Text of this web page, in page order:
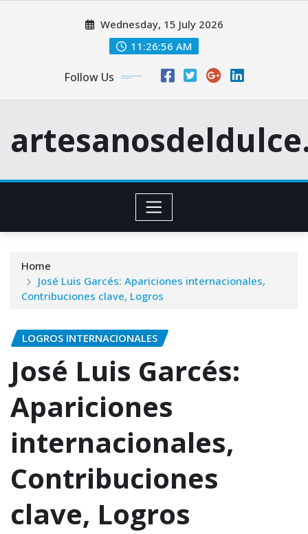
Wednesday, 15 July 2026
11:26:57 AM
Follow Us
Home
José Luis Garcés: Apariciones internacionales,
Contribuciones clave, Logros
LOGROS INTERNACIONALES
José Luis Garcés:
Apariciones
internacionales,
Contribuciones
clave, Logros